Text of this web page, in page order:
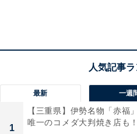
そして教育起業家の堺谷武志
した。堺谷さんは、主に経営
クプリスクールのスクール
す。
最新 一週
1
【三重県】伊勢名物「赤福
唯一のコメダ大判焼き店も